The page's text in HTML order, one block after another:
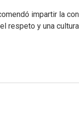
impartir la
respeto y una